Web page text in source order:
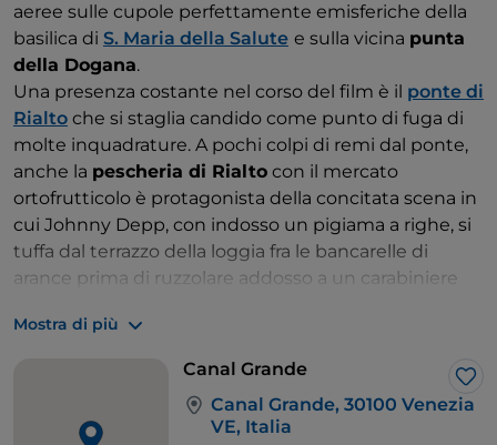
aeree sulle cupole perfettamente emisferiche della
basilica di S. Maria della Salute e sulla vicina punta
della Dogana.
Una presenza costante nel corso del film è il ponte di
Rialto che si staglia candido come punto di fuga di
molte inquadrature. A pochi colpi di remi dal ponte,
anche la pescheria di Rialto con il mercato
ortofrutticolo è protagonista della concitata scena in
cui Johnny Depp, con indosso un pigiama a righe, si
tuffa dal terrazzo della loggia fra le bancarelle di
arance prima di ruzzolare addosso a un carabiniere
Affacciano sul canale anche il
Fondaco dei Turchi. Il primo presta gli
protagonisti alloggiano (anche la vista dal balcone
non è la stessa che si avrebbe dall’Hotel Danieli, dal
Mostra di più
Canal Grande
Canal Grande, 30100 Venezia
VE, Italia